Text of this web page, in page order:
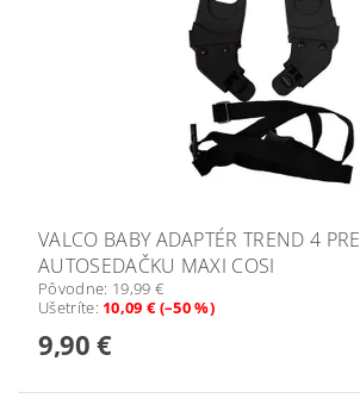
VALCO BABY ADAPTÉR TREND 4 PRE
AUTOSEDAČKU MAXI COSI
Pôvodne: 19,99 €
Ušetríte: 10,09 € (–50 %)
9,90 €